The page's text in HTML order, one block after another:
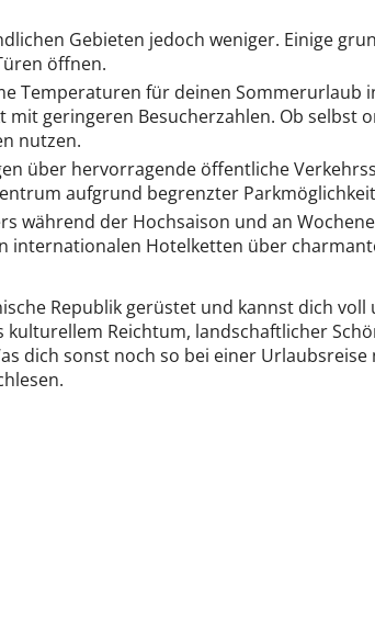
Gebieten jedoch weniger. Einige
öffnen.
Temperaturen für deinen Sommerurlaub
geringeren Besucherzahlen. Ob selbst
nutzen.
über hervorragende öffentliche
aufgrund begrenzter
während der Hochsaison und an
internationalen Hotelketten über
Republik gerüstet und kannst dich
Reichtum, landschaftlicher
dich sonst noch so bei einer